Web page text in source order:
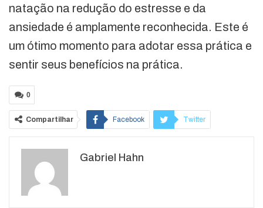
natação na redução do estresse e da
ansiedade é amplamente reconhecida. Este é
um ótimo momento para adotar essa prática e
sentir seus benefícios na prática.
0
Compartilhar Facebook Twitter
WhatsApp
Gabriel Hahn